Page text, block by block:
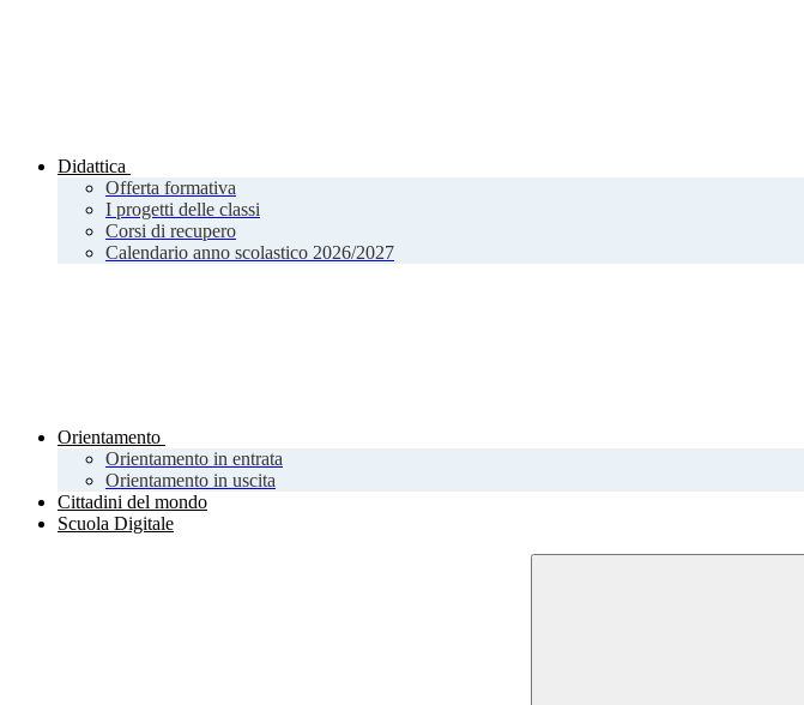
Didattica
Offerta formativa
I progetti delle classi
Corsi di recupero
Calendario anno scolastico 2026/2027
Orientamento
Orientamento in entrata
Orientamento in uscita
Cittadini del mondo
Scuola Digitale